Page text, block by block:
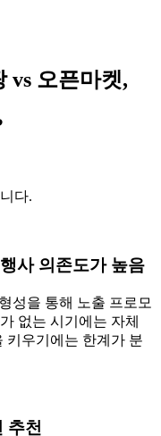
vs 오픈마켓,
다.
사 의존도가 높음
성을 통해 노출 프로모
없는 시기에는 자체
키우기에는 한계가 분
추천